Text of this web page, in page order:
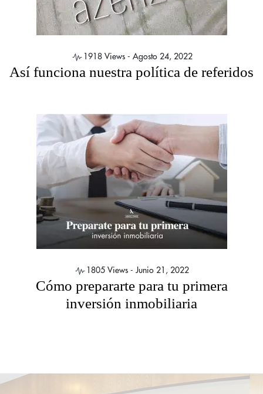
1918 Views - Agosto 24, 2022
Así funciona nuestra política de referidos
1805 Views - Junio 21, 2022
Cómo prepararte para tu primera
inversión inmobiliaria